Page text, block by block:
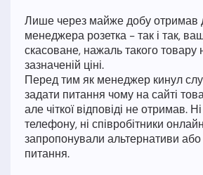
Лише через майже добу отримав
менеджера розетка - так і так,
скасоване, нажаль такого товару
зазначеній ціні.
Перед тим як менеджер кинул
задати питання чому на сайті
але чіткої відповіді не отримав.
телефону, ні співробітники
запропонували альтернативи
питання.